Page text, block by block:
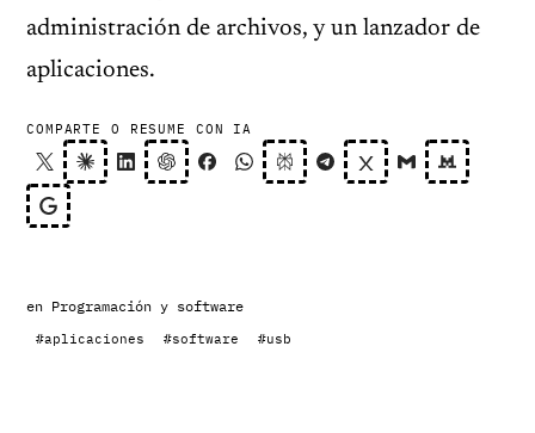
administración de archivos, y un lanzador de
aplicaciones.
COMPARTE O RESUME CON IA
en Programación y software
#aplicaciones #software #usb